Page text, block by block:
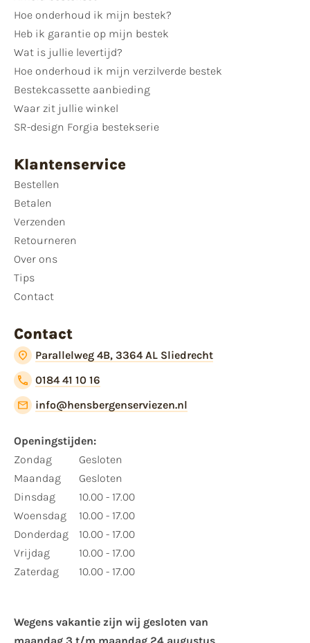
Hoe onderhoud ik mijn bestek?
Heb ik garantie op mijn bestek
Wat is jullie levertijd?
Hoe onderhoud ik mijn verzilverde bestek
Bestekcassette aanbieding
Waar zit jullie winkel
SR-design Forgia bestekserie
Klantenservice
Bestellen
Betalen
Verzenden
Retourneren
Over ons
Tips
Contact
Contact
Parallelweg 4B, 3364 AL Sliedrecht
0184 41 10 16
info@hensbergenserviezen.nl
Openingstijden:
Zondag
Maandag
Dinsdag
Woensdag
Donderdag
Vrijdag
Zaterdag
Gesloten
Gesloten
10.00 - 17.00
10.00 - 17.00
10.00 - 17.00
10.00 - 17.00
10.00 - 17.00
Wegens vakantie zijn wij gesloten van ​